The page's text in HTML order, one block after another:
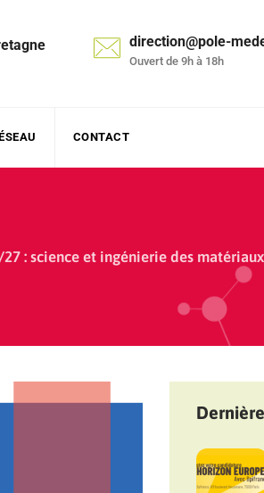
direction@pole-
Ouvert de 9h à 18h
CONTACT
: science et ingénierie des